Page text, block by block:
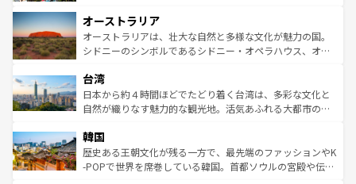
部のニューオーリンズでは、音楽と美食が融合した独特の
文化が魅力。旅行者はアメリカの各地域で異なる魅力を楽
しみながら、その多様性と豊かな歴史を感じることができ
ならではの贅沢な旅のスタイルだ。 なお、新着のアメリカ
情報はコンテンツ一覧を参照してほしい。
ワイ島は見逃せない。また、定番の観光地といえばオアフ
島だが、静かな自然を求めるならマウイ島やカウアイ島が
おすすめ。エメラルドグリーンに輝く海をはじめ、豊かな
れるおもてなしの心で訪れる人々を迎えてくれるハワイの
人々、おいしいローカルフードやハワイアンミュージッ
ク、伝統的なフラダンスなど、すべてがハワイの魅力を彩
ワイを、存分に味わってほしい。 なお、新着のハワイ情報
はコンテンツ一覧を参照してほしい。
オーストラリア
オーストラリアは、壮大な自然と多様な文化が魅力の国。
シドニーのシンボルであるシドニー・オペラハウス、オー
リアリーフや大陸中央部にそびえるウルル（エアーズロッ
ク）、タスマニアの美しい原生林やケアンズの熱帯雨林な
ど、見どころがたくさん。また、カフェやワイン、オージ
いる。アクティビティも充実しており、サーフィンやダイ
ビング、ハイキングなど、アウトドア好きにはたまらな
い。オーストラリアの多彩な魅力を存分に味わいつくそ
台湾
日本から約４時間ほどでたどり着く台湾は、多彩な文化と
自然が織りなす魅力的な観光地。活気あふれる大都市の台
ン）、静ひつな山岳地帯である台湾東部など、都市の喧騒
と山間の静けさが共存しており、訪れる人に新しい発見と
驚きをもたらしてくれる。また、奥深い台湾の食文化も魅
韓国
歴史ある王朝文化が残る一方で、最先端のファッションやK
-POPで世界を席巻している韓国。首都ソウルの宮殿や伝統